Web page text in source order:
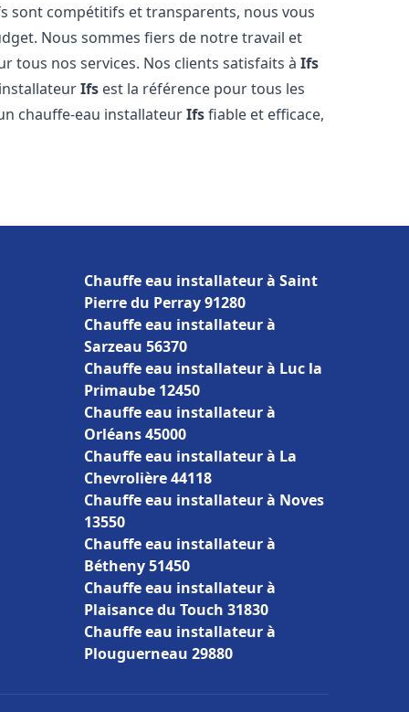
sont compétitifs et transparents, nous vous
Nous sommes fiers de notre travail et
tous nos services. Nos clients satisfaits àIfs
Ifs est la référence pour tous les
chauffe-eau installateurIfsfiable et efficace,
Chauffe eau installateur à Saint
Pierre du Perray 91280
Chauffe eau installateur à
Sarzeau 56370
Chauffe eau installateur à Luc la
Primaube 12450
Chauffe eau installateur à
Orléans 45000
Chauffe eau installateur à La
Chevrolière 44118
Chauffe eau installateur à Noves
13550
Chauffe eau installateur à
Bétheny 51450
Chauffe eau installateur à
Plaisance du Touch 31830
Chauffe eau installateur à
Plouguerneau 29880